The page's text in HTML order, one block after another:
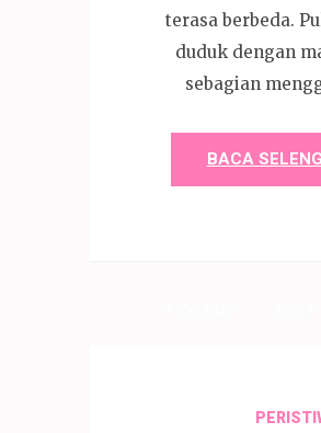
terasa berbeda.
duduk dengan
sebagian
BACA